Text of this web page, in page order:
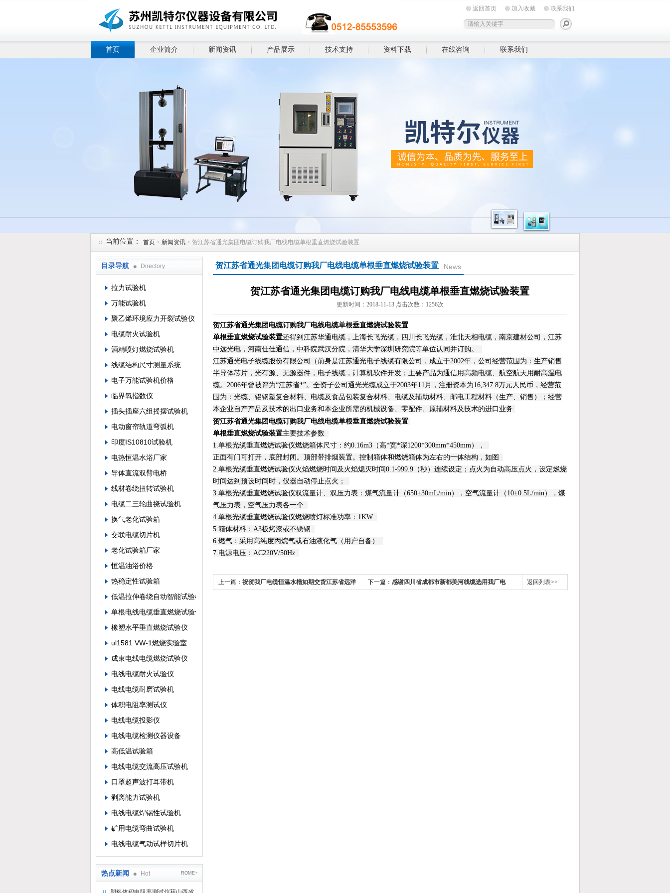
返回首页 加入收藏 联系我们
首页 企业简介 新闻资讯 产品展示 技术支持 资料下载 在线咨询 联系我们
当前位置： 首页 > 新闻资讯 > 贺江苏省通光集团电缆订购我厂电线电缆单根垂直燃烧试验装置
目录导航 Directory
拉力试验机
万能试验机
聚乙烯环境应力开裂试验仪
电缆耐火试验机
酒精喷灯燃烧试验机
线缆结构尺寸测量系统
电子万能试验机价格
临界氧指数仪
插头插座六组摇摆试验机
电动窗帘轨道弯弧机
印度IS10810试验机
电热恒温水浴厂家
导体直流双臂电桥
线材卷绕扭转试验机
电缆二三轮曲挠试验机
换气老化试验箱
交联电缆切片机
老化试验箱厂家
恒温油浴价格
热稳定性试验箱
低温拉伸卷绕自动智能试验机
单根电线电缆垂直燃烧试验仪
橡塑水平垂直燃烧试验仪
ul1581 VW-1燃烧实验室
成束电线电缆燃烧试验仪
电线电缆耐火试验仪
电线电缆耐磨试验机
体积电阻率测试仪
电线电缆投影仪
电线电缆检测仪器设备
高低温试验箱
电线电缆交流高压试验机
口罩超声波打耳带机
剥离能力试验机
电线电缆焊锡性试验机
矿用电缆弯曲试验机
电线电缆气动试样切片机
热点新闻 Hot ROME+
贺江苏省通光集团电缆订购我厂电线电缆单根垂直燃烧试验装置 News
贺江苏省通光集团电缆订购我厂电线电缆单根垂直燃烧试验装置
更新时间：2018-11-13 点击次数：1256次
贺江苏省通光集团电缆订购我厂电线电缆单根垂直燃烧试验装置
单根垂直燃烧试验装置还得到江苏华通电缆，上海长飞光缆，四川长飞光缆，淮北天相电缆，南京建材公司，江苏
中远光电，河南仕佳通信，中科院武汉分院，清华大学深圳研究院等单位认同并订购。
江苏通光电子线缆股份有限公司（前身是江苏通光电子线缆有限公司，成立于2002年，公司经营范围为：生产销售
半导体芯片，光有源、无源器件，电子线缆，计算机软件开发；主要产品为通信用高频电缆、航空航天用耐高温电
缆。2006年曾被评为“江苏省*”。全资子公司通光光缆成立于2003年11月，注册资本为16,347.8万元人民币，经营范
围为：光缆、铝钢塑复合材料、电缆及食品包装复合材料、电缆及辅助材料、邮电工程材料（生产、销售）；经营
本企业自产产品及技术的出口业务和本企业所需的机械设备、零配件、原辅材料及技术的进口业务
贺江苏省通光集团电缆订购我厂电线电缆单根垂直燃烧试验装置
单根垂直燃烧试验装置主要技术参数
1.单根光缆垂直燃烧试验仪燃烧箱体尺寸：约0.16m3（高*宽*深1200*300mm*450mm），
正面有门可打开，底部封闭。顶部带排烟装置。控制箱体和燃烧箱体为左右的一体结构，如图
2.单根光缆垂直燃烧试验仪火焰燃烧时间及火焰熄灭时间0.1-999.9（秒）连续设定；点火为自动高压点火，设定燃烧
时间达到预设时间时，仪器自动停止点火；
3.单根光缆垂直燃烧试验仪双流量计、双压力表：煤气流量计（650±30mL/min），空气流量计（10±0.5L/min），煤
气压力表，空气压力表各一个
4.单根光缆垂直燃烧试验仪燃烧喷灯标准功率：1KW
5.箱体材料：A3板烤漆或不锈钢
6.燃气：采用高纯度丙烷气或石油液化气（用户自备）
7.电源电压：AC220V/50Hz
上一篇： 祝贺我厂电缆恒温水槽如期交货江苏省远洋 下一篇： 感谢四川省成都市新都美河线缆选用我厂电 返回列表>>